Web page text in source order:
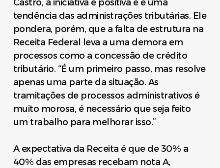
Castro, a iniciativa é positiva e é uma
tendência das administrações tributárias. Ele
pondera, porém, que a falta de estrutura na
Receita Federal leva a uma demora em
processos como a concessão de crédito
tributário. “É um primeiro passo, mas resolve
apenas uma parte da situação. As
tramitações de processos administrativos é
muito morosa, é necessário que seja feito
um trabalho para melhorar isso.”
A expectativa da Receita é que de 30% a
40% das empresas recebam nota A,